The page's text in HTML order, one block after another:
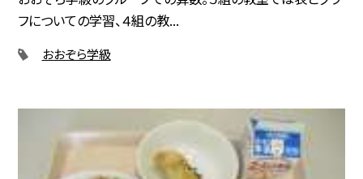
フについての学習、４組の教...
おおぞら学級